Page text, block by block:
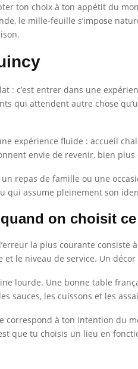
ton choix à ton appétit du
le mille-feuille s’impose
: c’est entrer dans une
qui attendent autre chose
expérience fluide : accueil
envie de revenir, bien
repas de famille ou une
qui assume pleinement son
on choisit
la plus courante
et le niveau de service. Un
lourde. Une bonne table
sauces, les cuissons et les
correspond à ton intention
que tu choisis un lieu en